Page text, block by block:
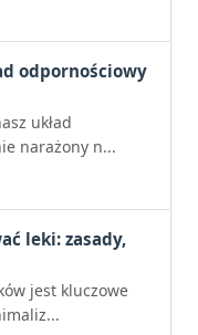
odpornościowy
układ
narażony n...
leki: zasady,
jest kluczowe